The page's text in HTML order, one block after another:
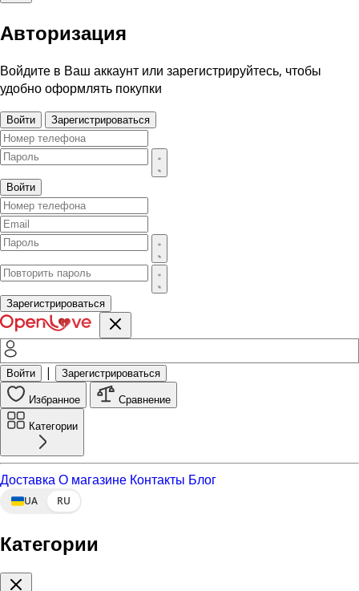
Авторизация
Войдите в Ваш аккаунт или зарегистрируйтесь, чтобы
удобно оформлять покупки
Войти Зарегистрироваться
Войти
Зарегистрироваться
Войти | Зарегистрироваться
Избранное Сравнение
Категории
ДоставкаО магазине Контакты Блог
UA RU
Категории